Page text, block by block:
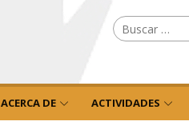
Buscar
por:
ACERCA DE ACTIVIDADES